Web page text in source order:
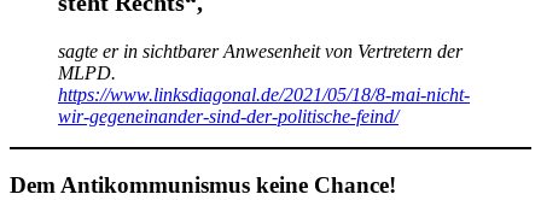
sagte er in sichtbarer Anwesenheit von Vertretern der
MLPD.
https://www.linksdiagonal.de/2021/05/18/8-mai-nicht-
wir-gegeneinander-sind-der-politische-feind/
Dem Antikommunismus keine Chance!